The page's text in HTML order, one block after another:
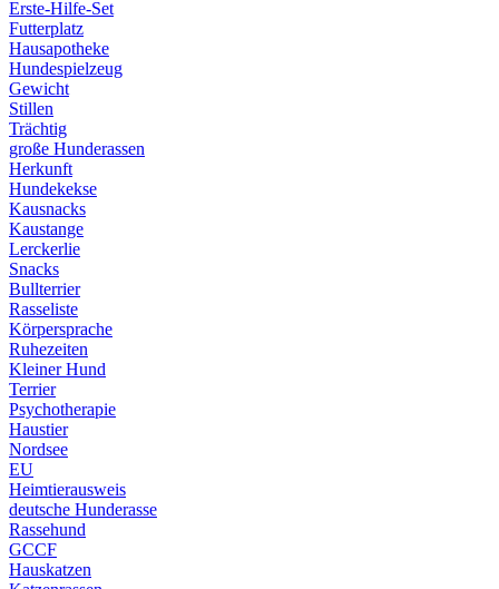
Erste-Hilfe-Set
Futterplatz
Hausapotheke
Hundespielzeug
Gewicht
Stillen
Trächtig
große Hunderassen
Herkunft
Hundekekse
Kausnacks
Kaustange
Lerckerlie
Snacks
Bullterrier
Rasseliste
Körpersprache
Ruhezeiten
Kleiner Hund
Terrier
Psychotherapie
Haustier
Nordsee
EU
Heimtierausweis
deutsche Hunderasse
Rassehund
GCCF
Hauskatzen